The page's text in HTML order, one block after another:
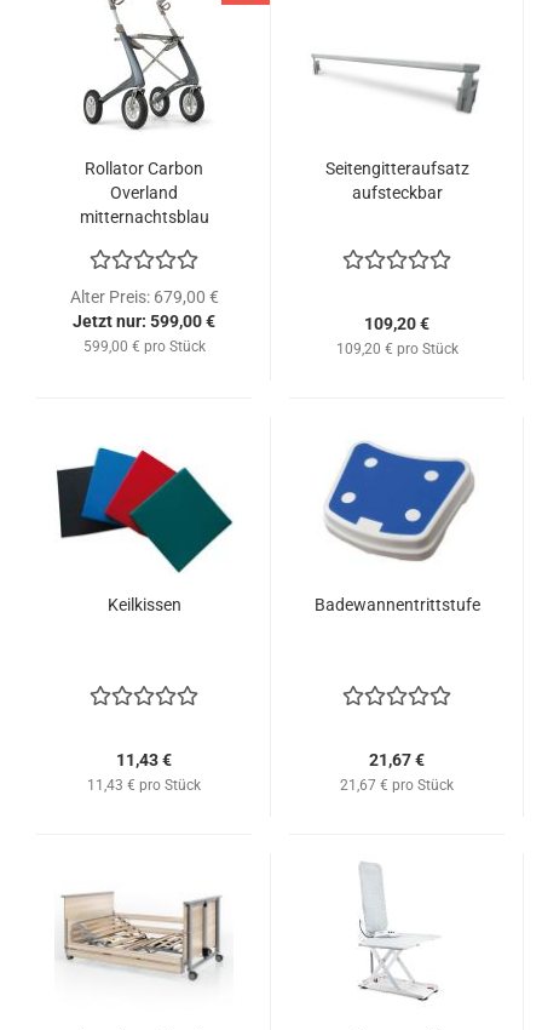
Rollator Carbon
Overland
mitternachtsblau
Alter Preis: 679,00 €
Jetzt nur: 599,00 €
599,00 € pro Stück
Seitengitteraufsatz
aufsteckbar
109,20 €
109,20 € pro Stück
Keilkissen
11,43 €
11,43 € pro Stück
Badewannentrittstufe
21,67 €
21,67 € pro Stück